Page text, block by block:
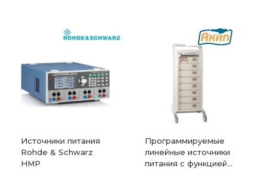
Источники питания
Rohde & Schwarz
HMP
Программируемые
линейные источники
питания с функцией